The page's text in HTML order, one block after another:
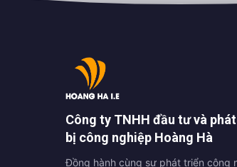
Công ty TNHH đầu tư và
bị công nghiệp Hoàng Hà
Đồng hành cùng sự phát triển công